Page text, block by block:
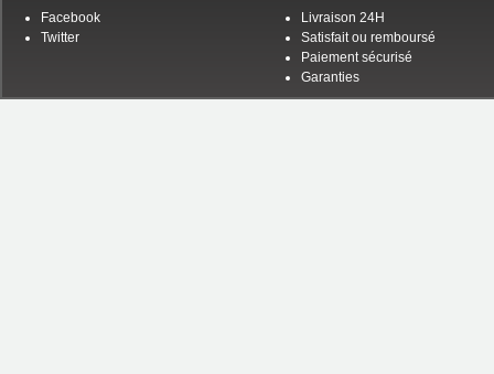
Facebook
Twitter
Livraison 24H
Satisfait ou remboursé
Paiement sécurisé
Garanties